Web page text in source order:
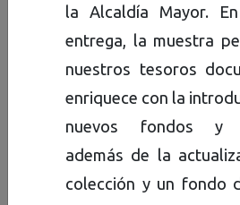
Durante estos
de labor,
conservación,
divulgación del
documental, el
Bogotá puede
la Alcaldía Mayor.
entrega, la muestra
nuestros tesoros
enriquece con la
nuevos fondos y
además de la
colección y un fondo